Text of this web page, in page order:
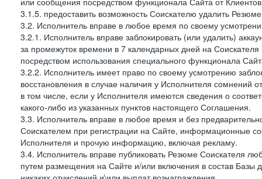
3.1.5. предоставить возможность Соискателю удалить
3.2. Исполнитель вправе в любое время по своему
3.2.1. Исполнитель вправе заблокировать (или удалить)
за промежуток времени в 7 календарных дней на
посредством использования специального функционала
3.2.2. Исполнитель имеет право по своему усмотрению
восстановления в случае наличия у Исполнителя сомнений
в том числе, если у Исполнителя имеются сведения о
какого-либо из указанных пунктов настоящего Соглашения.
3.3. Исполнитель вправе в любое время и без
Соискателем при регистрации на Сайте, информационные
Исполнителя и прочую информацию, включая рекламу.
3.4. Исполнитель вправе публиковать Резюме Соискателя
путем размещения на Сайте и/или включения в состав Базы